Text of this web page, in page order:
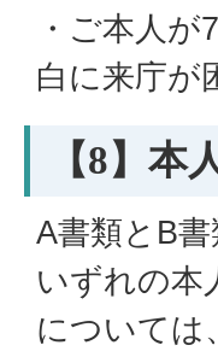
・ご本人
白に来庁が
【8】本
A書類とB
いずれの本
については